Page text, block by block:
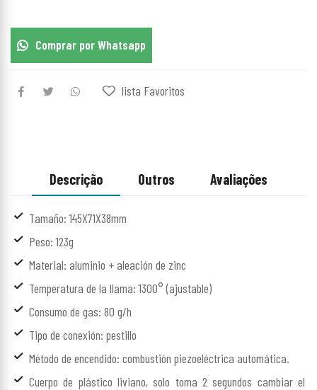
Comprar por Whatsapp
lista Favoritos
Descrição Outros Avaliações
Tamaño: 145X71X38mm
Peso: 123g
Material: aluminio + aleación de zinc
Temperatura de la llama: 1300° (ajustable)
Consumo de gas: 80 g/h
Tipo de conexión: pestillo
Método de encendido: combustión piezoeléctrica automática.
Cuerpo de plástico liviano, solo toma 2 segundos cambiar el